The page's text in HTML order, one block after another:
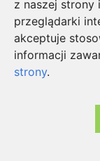
ściennym
#kuchnia
z naszej strony
przeglądarki
akceptuje
informacji
strony.